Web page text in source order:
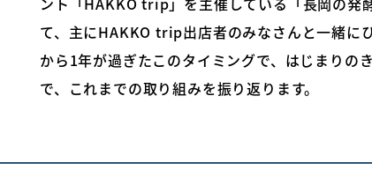
て、主にHAKKO trip出店者のみなさんと一緒に
から1年が過ぎたこのタイミングで、はじまりの
で、これまでの取り組みを振り返ります。